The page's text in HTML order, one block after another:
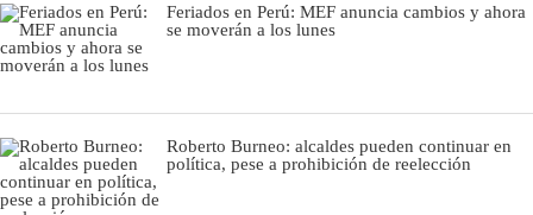
Feriados en Perú: MEF anuncia cambios y ahora
se moverán a los lunes
Roberto Burneo: alcaldes pueden continuar en
política, pese a prohibición de reelección